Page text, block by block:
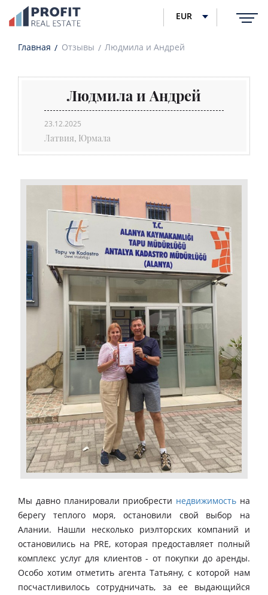
EUR
Главная Отзывы Людмила и Андрей
Людмила и Андрей
23.12.2025
Латвия, Юрмала
Мы давно планировали приобрести недвижимость на
берегу теплого моря, остановили свой выбор на
Алании. Нашли несколько риэлторских компаний и
остановились на PRE, которая предоставляет полный
комплекс услуг для клиентов - от покупки до аренды.
Особо хотим отметить агента Татьяну, с которой нам
посчастливилось сотрудничать, за ее выдающийся